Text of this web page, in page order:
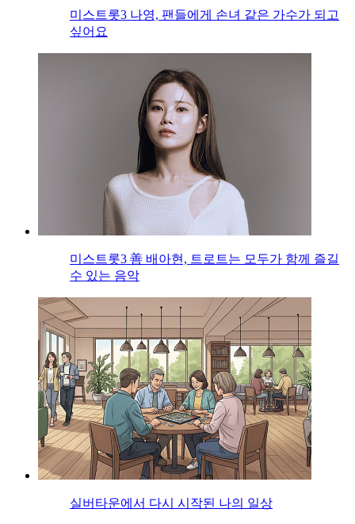
미스트롯3 나영, 팬들에게 손녀 같은 가수가 되고
싶어요
미스트롯3 善 배아현, 트로트는 모두가 함께 즐길
수 있는 음악
실버타운에서 다시 시작된 나의 일상